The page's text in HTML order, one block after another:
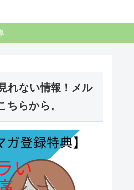
れない情報！メル
ちらから。